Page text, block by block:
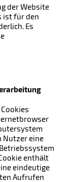
der Website
ist für den
Es
Nutzer eine
enthält
eindeutige
Aufrufen